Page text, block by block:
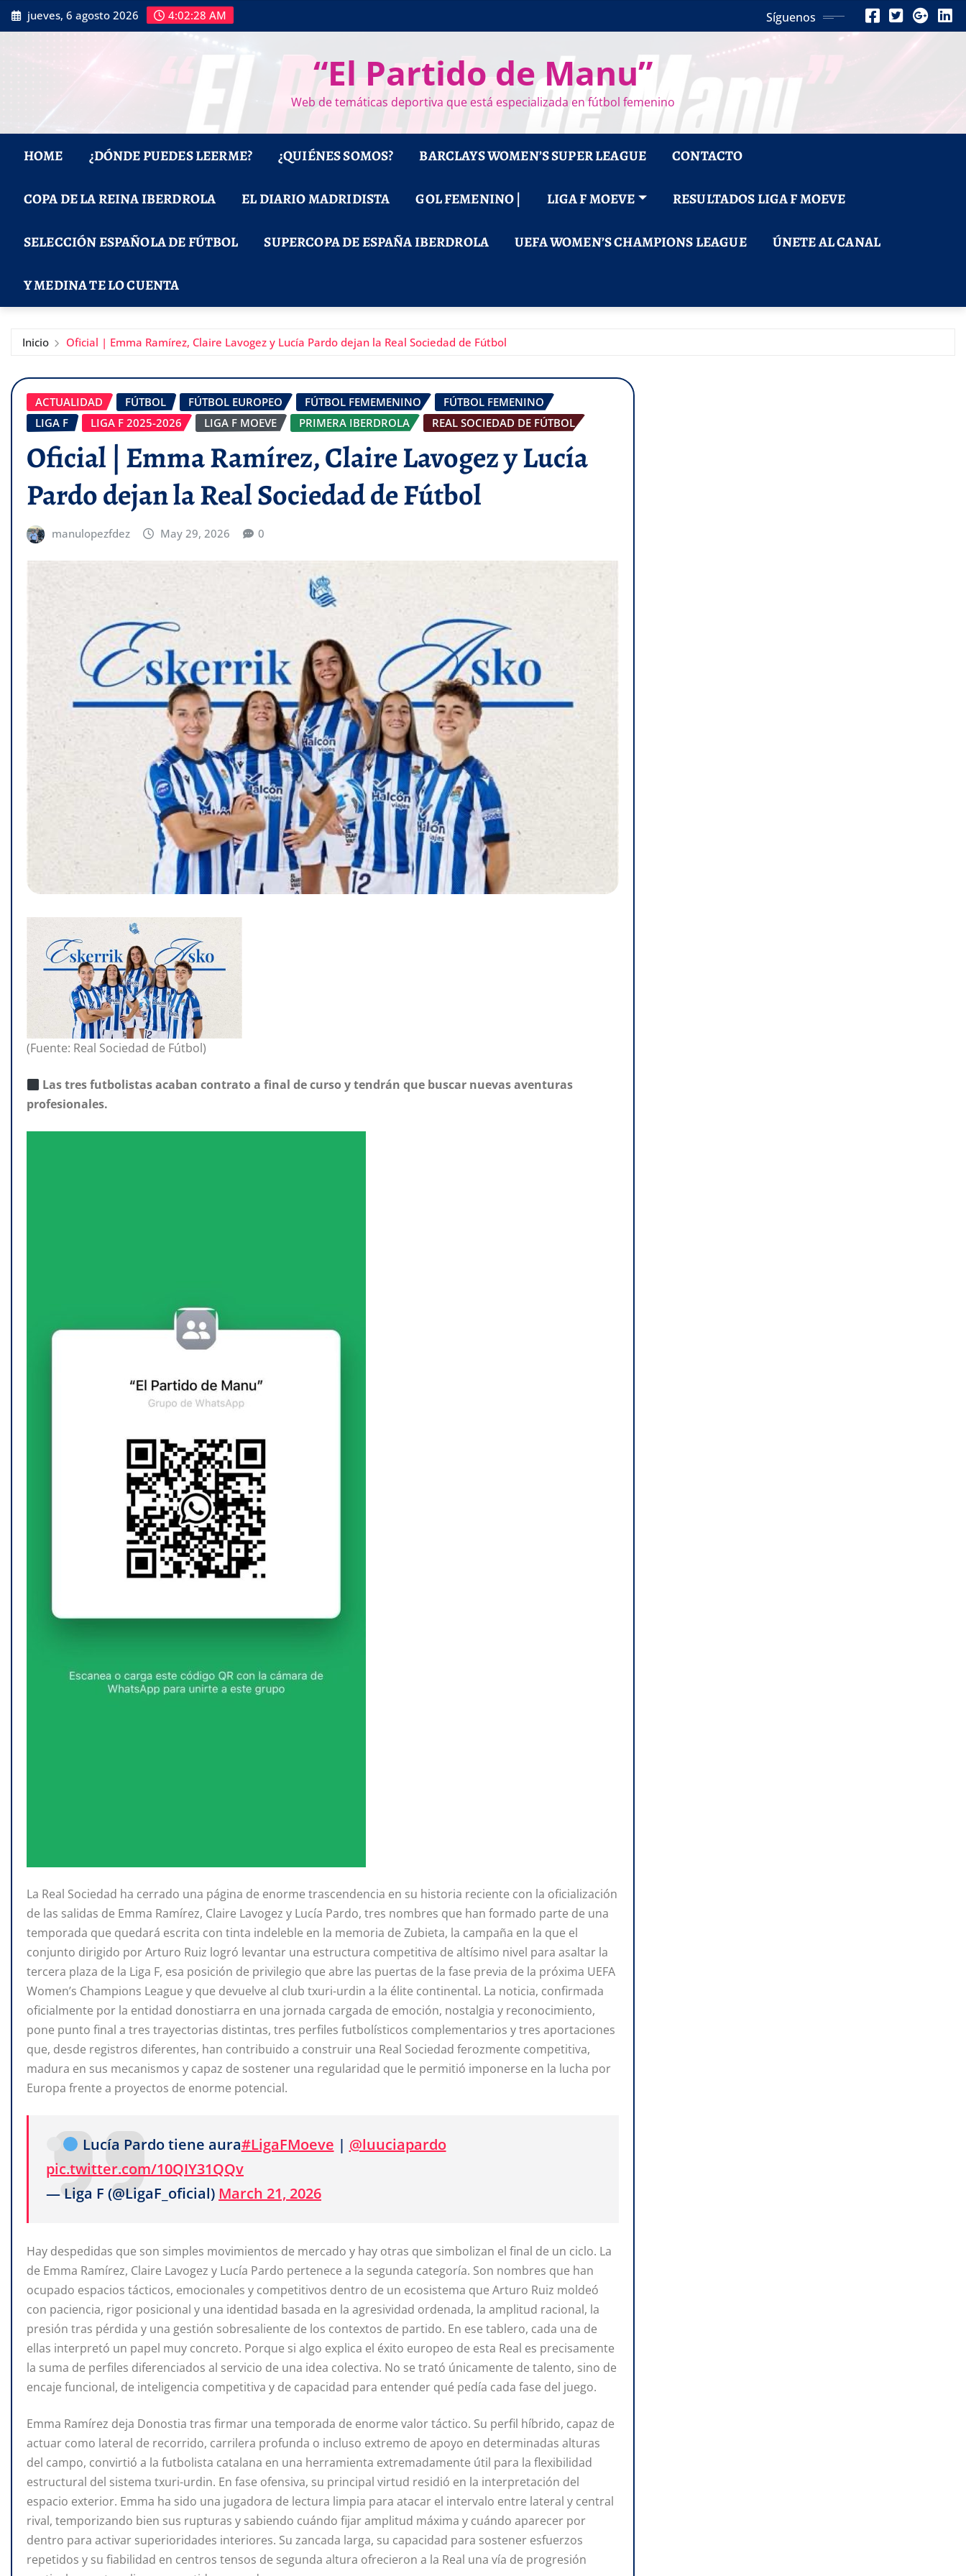
Saltar
al
jueves, 6 agosto 2026 4:02:29 AM Síguenos
“El Partido de Manu”
Web de temáticas deportiva que está especializada en fútbol femenino
HOME ¿DÓNDE PUEDES LEERME? ¿QUIÉNES SOMOS? BARCLAYS WOMEN’S SUPER LEAGUE CONTACTO
COPA DE LA REINA IBERDROLA EL DIARIO MADRIDISTA GOL FEMENINO | LIGA F MOEVE RESULTADOS LIGA F MOEVE
SELECCIÓN ESPAÑOLA DE FÚTBOL SUPERCOPA DE ESPAÑA IBERDROLA UEFA WOMEN’S CHAMPIONS LEAGUE ÚNETE AL CANAL
Y MEDINA TE LO CUENTA
Inicio Oficial | Emma Ramírez, Claire Lavogez y Lucía Pardo dejan la Real Sociedad de Fútbol
ACTUALIDAD FÚTBOL FÚTBOL EUROPEO FÚTBOL FEMEMENINO
FÚTBOL FEMENINO
LIGA F
LIGA F 2025-2026 LIGA F MOEVE PRIMERA IBERDROLA REAL SOCIEDAD DE FÚTBOL
Oficial | Emma Ramírez, Claire Lavogez y Lucía
Pardo dejan la Real Sociedad de Fútbol
manulopezfdez May 29, 2026 0
(Fuente: Real Sociedad de Fútbol)
Las tres futbolistas acaban contrato a final de curso y tendrán que buscar nuevas aventuras
profesionales.
La Real Sociedad ha cerrado una página de enorme trascendencia en su historia reciente con la oficialización
de las salidas de Emma Ramírez, Claire Lavogez y Lucía Pardo, tres nombres que han formado parte de una
temporada que quedará escrita con tinta indeleble en la memoria de Zubieta, la campaña en la que el
conjunto dirigido por Arturo Ruiz logró levantar una estructura competitiva de altísimo nivel para asaltar la
tercera plaza de la Liga F, esa posición de privilegio que abre las puertas de la fase previa de la próxima UEFA
Women’s Champions League y que devuelve al club txuri-urdin a la élite continental. La noticia, confirmada
oficialmente por la entidad donostiarra en una jornada cargada de emoción, nostalgia y reconocimiento,
pone punto final a tres trayectorias distintas, tres perfiles futbolísticos complementarios y tres aportaciones
que, desde registros diferentes, han contribuido a construir una Real Sociedad ferozmente competitiva,
madura en sus mecanismos y capaz de sostener una regularidad que le permitió imponerse en la lucha por
Europa frente a proyectos de enorme potencial.
Lucía Pardo tiene aura#LigaFMoeve | @luuciapardo
pic.twitter.com/10QIY31QQv
— Liga F (@LigaF_oficial) March 21, 2026
Hay despedidas que son simples movimientos de mercado y hay otras que simbolizan el final de un ciclo. La
de Emma Ramírez, Claire Lavogez y Lucía Pardo pertenece a la segunda categoría. Son nombres que han
ocupado espacios tácticos, emocionales y competitivos dentro de un ecosistema que Arturo Ruiz moldeó
con paciencia, rigor posicional y una identidad basada en la agresividad ordenada, la amplitud racional, la
presión tras pérdida y una gestión sobresaliente de los contextos de partido. En ese tablero, cada una de
ellas interpretó un papel muy concreto. Porque si algo explica el éxito europeo de esta Real es precisamente
la suma de perfiles diferenciados al servicio de una idea colectiva. No se trató únicamente de talento, sino de
encaje funcional, de inteligencia competitiva y de capacidad para entender qué pedía cada fase del juego.
Emma Ramírez deja Donostia tras firmar una temporada de enorme valor táctico. Su perfil híbrido, capaz de
actuar como lateral de recorrido, carrilera profunda o incluso extremo de apoyo en determinadas alturas
del campo, convirtió a la futbolista catalana en una herramienta extremadamente útil para la flexibilidad
estructural del sistema txuri-urdin. En fase ofensiva, su principal virtud residió en la interpretación del
espacio exterior. Emma ha sido una jugadora de lectura limpia para atacar el intervalo entre lateral y central
rival, temporizando bien sus rupturas y sabiendo cuándo fijar amplitud máxima y cuándo aparecer por
dentro para activar superioridades interiores. Su zancada larga, su capacidad para sostener esfuerzos
repetidos y su fiabilidad en centros tensos de segunda altura ofrecieron a la Real una vía de progresión